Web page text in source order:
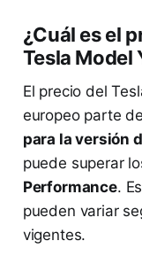
¿Cuál es el
Tesla Model
El precio del
europeo parte
para la versión
puede superar
Performance.
pueden variar
vigentes.